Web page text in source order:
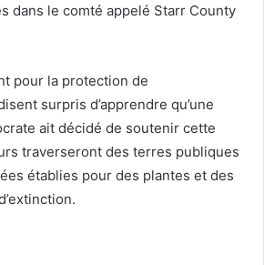
dans le comté appelé Starr County
pour la protection de
surpris d’apprendre qu’une
ait décidé de soutenir cette
traverseront des terres publiques
établies pour des plantes et des